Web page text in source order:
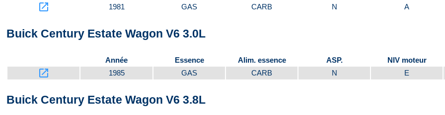
launch 1981 GAS CARB N A
Buick Century Estate Wagon V6 3.0L
Année Essence Alim. essence ASP. NIV moteur
launch 1985 GAS CARB N E
Buick Century Estate Wagon V6 3.8L